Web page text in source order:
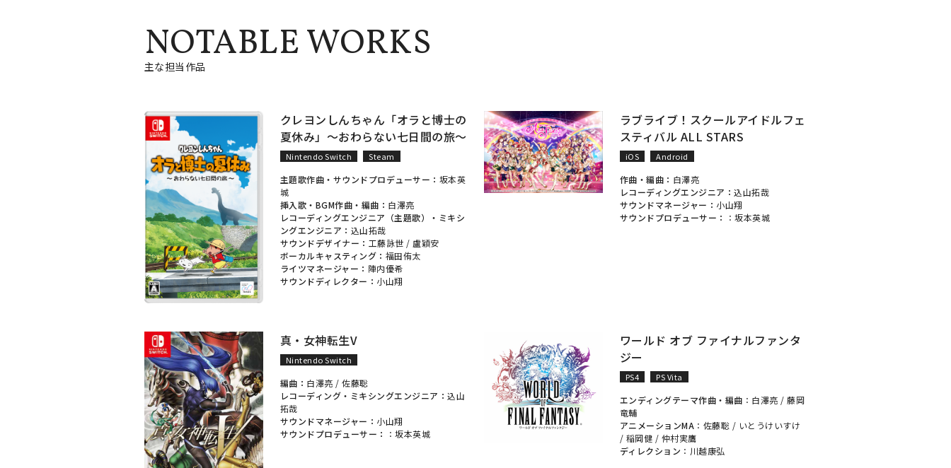
NOTABLE WORKS
主な担当作品
クレヨンしんちゃん「オラと博士の
夏休み」～おわらない七日間の旅～
Nintendo Switch Steam
主題歌作曲・サウンドプロデューサー： 坂本英
城
挿入歌・BGM作曲・編曲： 白澤亮
レコーディングエンジニア（主題歌）・ミキシ
ングエンジニア： 込山拓哉
サウンドデザイナー： 工藤詠世 / 盧穎安
ボーカルキャスティング： 福田侑太
ライツマネージャー： 陣内優希
サウンドディレクター： 小山翔
ラブライブ！スクールアイドルフェ
スティバル ALL STARS
iOS Android
作曲・編曲： 白澤亮
レコーディングエンジニア：込山拓哉
サウンドマネージャー： 小山翔
サウンドプロデューサー：
：坂本英城
真・女神転生V
Nintendo Switch
編曲： 白澤亮 /佐藤聡
レコーディング・ミキシングエンジニア：込山
拓哉
サウンドマネージャー： 小山翔
サウンドプロデューサー：
：坂本英城
ワールド オブ ファイナルファンタ
ジー
PS4 PS Vita
エンディングテーマ作曲・編曲 ： 白澤亮 /藤岡
竜輔
アニメーションMA ： 佐藤聡 / いとうけいすけ
/ 稲岡健 / 仲村実鷹
ディレクション ： 川越康弘